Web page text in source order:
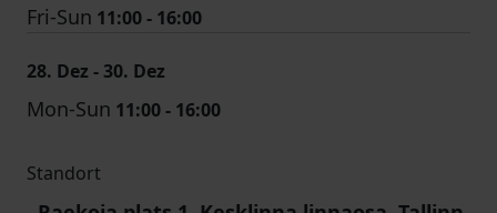
Fri-Sun 11:00 - 16:00
28. Dez - 30. Dez
Mon-Sun 11:00 - 16:00
Standort